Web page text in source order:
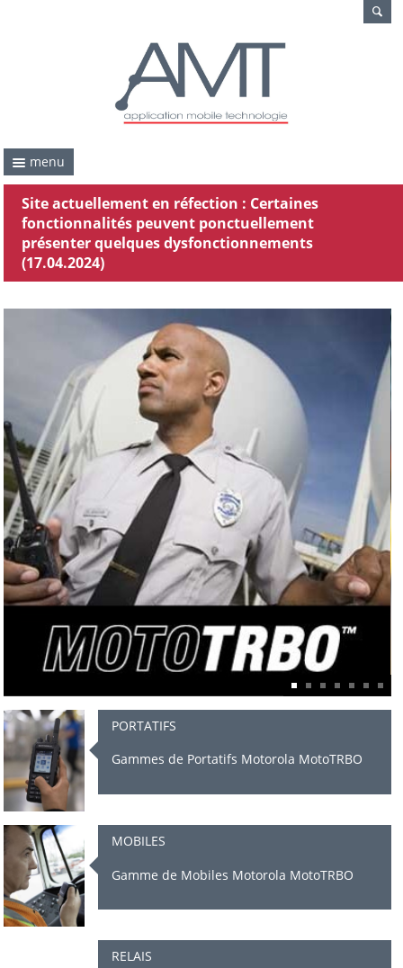
menu
Site actuellement en réfection : Certaines
fonctionnalités peuvent ponctuellement
présenter quelques dysfonctionnements
(17.04.2024)
NOS GAMMES DE PRODUITS MOTOROLA
PORTATIFS
Gammes de Portatifs Motorola MotoTRBO
MOBILES
Gamme de Mobiles Motorola MotoTRBO
RELAIS